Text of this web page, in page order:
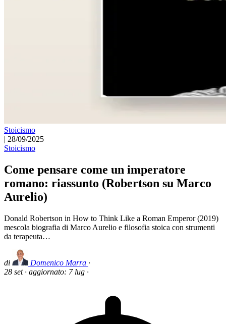
Stoicismo
| 28/09/2025
Stoicismo
Come pensare come un imperatore
romano: riassunto (Robertson su Marco
Aurelio)
Donald Robertson in How to Think Like a Roman Emperor (2019)
mescola biografia di Marco Aurelio e filosofia stoica con strumenti
da terapeuta…
di Domenico Marra ·
28 set · aggiornato: 7 lug ·